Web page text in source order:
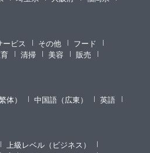
ービス その他
フード
清掃 美容
販売
体） 中国語（広東）
英語
上級レベル（ビジネス）